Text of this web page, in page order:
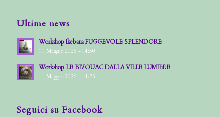
Ultime news
Workshop Ikebana FUGGEVOLE SPLENDORE
11 Maggio 2026 - 14:30
Workshop LE BIVOUAC DALLA VILLE LUMIERE
11 Maggio 2026 - 14:25
Seguici su Facebook